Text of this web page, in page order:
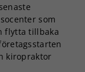
som
flytta tillbaka
kiropraktor